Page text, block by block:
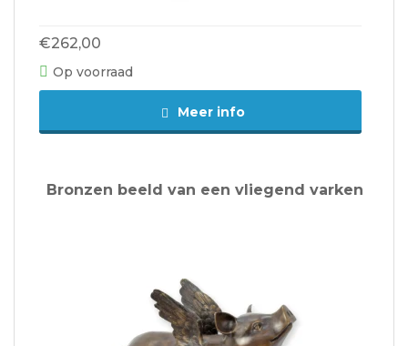
€262,00
Op voorraad
Meer info
Bronzen beeld van een vliegend varken